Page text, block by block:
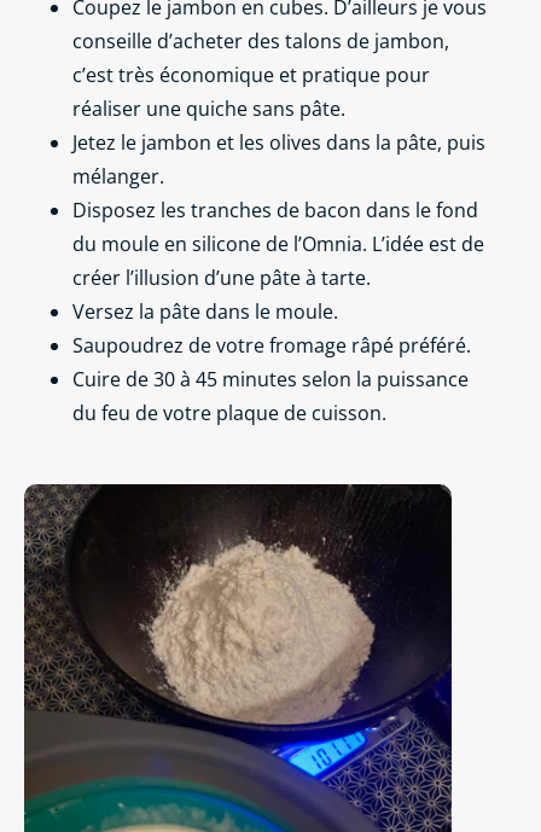
Coupez le jambon en cubes. D’ailleurs je vous
conseille d’acheter des talons de jambon,
c’est très économique et pratique pour
réaliser une quiche sans pâte.
Jetez le jambon et les olives dans la pâte, puis
mélanger.
Disposez les tranches de bacon dans le fond
du moule en silicone de l’Omnia. L’idée est de
créer l’illusion d’une pâte à tarte.
Versez la pâte dans le moule.
Saupoudrez de votre fromage râpé préféré.
Cuire de 30 à 45 minutes selon la puissance
du feu de votre plaque de cuisson.